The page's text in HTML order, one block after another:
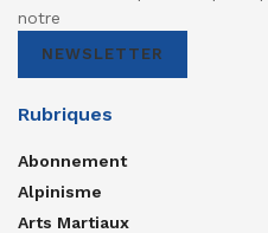
notre
NEWSLETTER
Rubriques
Abonnement
Alpinisme
Arts Martiaux